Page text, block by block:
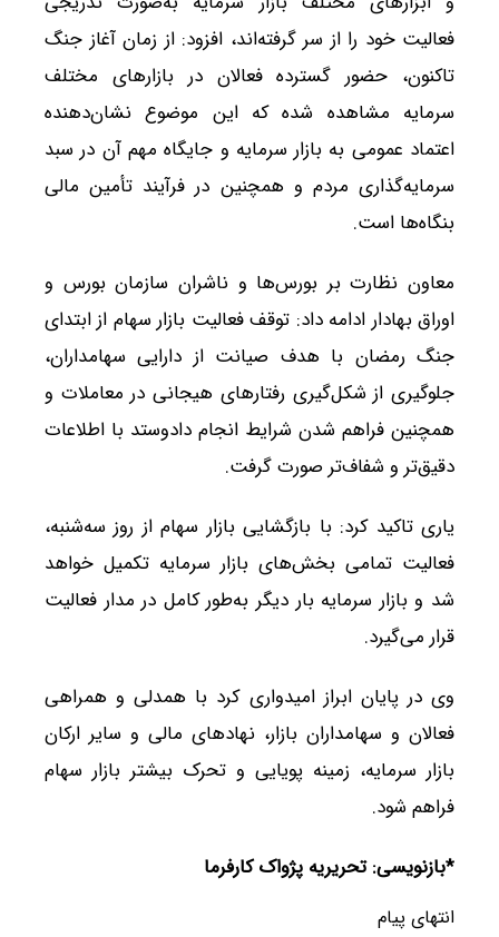
فعالیت خود را از سر گرفته‌اند، افزود: از زمان آغاز جنگ
تاکنون، حضور گسترده فعالان در بازارهای مختلف
سرمایه مشاهده شده که این موضوع نشان‌دهنده
اعتماد عمومی به بازار سرمایه و جایگاه مهم آن در سبد
سرمایه‌گذاری مردم و همچنین در فرآیند تأمین مالی
بنگاه‌ها است.
معاون نظارت بر بورس‌ها و ناشران سازمان بورس و
اوراق بهادار ادامه داد: توقف فعالیت بازار سهام از ابتدای
جنگ رمضان با هدف صیانت از دارایی سهامداران،
جلوگیری از شکل‌گیری رفتارهای هیجانی در معاملات و
همچنین فراهم شدن شرایط انجام دادوستد با اطلاعات
دقیق‌تر و شفاف‌تر صورت گرفت.
یاری تاکید کرد: با بازگشایی بازار سهام از روز سه‌شنبه،
فعالیت تمامی بخش‌های بازار سرمایه تکمیل خواهد
شد و بازار سرمایه بار دیگر به‌طور کامل در مدار فعالیت
قرار می‌گیرد.
وی در پایان ابراز امیدواری کرد با همدلی و همراهی
فعالان و سهامداران بازار، نهادهای مالی و سایر ارکان
بازار سرمایه، زمینه پویایی و تحرک بیشتر بازار سهام
فراهم شود.
*بازنویسی: تحریریه پژواک کارفرما
انتهای پیام